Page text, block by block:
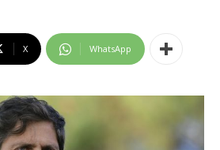
X WhatsApp